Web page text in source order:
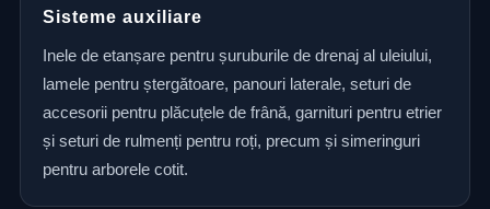
Sisteme auxiliare
Inele de etanșare pentru șuruburile de drenaj al uleiului,
lamele pentru ștergătoare, panouri laterale, seturi de
accesorii pentru plăcuțele de frână, garnituri pentru etrier
și seturi de rulmenți pentru roți, precum și simeringuri
pentru arborele cotit.